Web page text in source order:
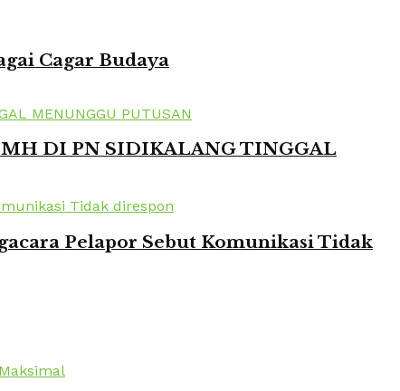
Cagar Budaya
DI PN SIDIKALANG TINGGAL
Pelapor Sebut Komunikasi Tidak